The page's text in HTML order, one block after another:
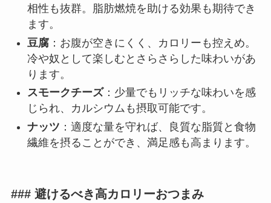
相性も抜群。脂肪燃焼を助ける効果も期待でき
ます。
豆腐：お腹が空きにくく、カロリーも控えめ。
冷や奴として楽しむとさらさらした味わいがあ
ります。
スモークチーズ：少量でもリッチな味わいを感
じられ、カルシウムも摂取可能です。
ナッツ ：適度な量を守れば、良質な脂質と食物
繊維を摂ることができ、満足感も高まります。
### 避けるべき高カロリーおつまみ